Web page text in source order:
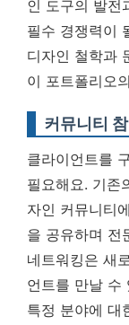
인 도구의 발전
필수 경쟁력이
디자인 철학과
이 포트폴리오
커뮤니티
클라이언트를
필요해요. 기존
자인 커뮤니티
을 공유하며 전
네트워킹은 새
언트를 만날 수
특정 분야에 대